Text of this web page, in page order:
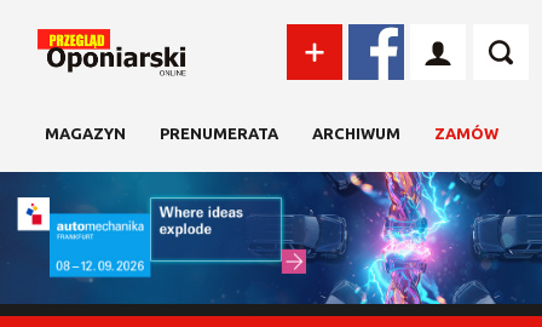
MAGAZYN PRENUMERATA ARCHIWUM ZAMÓW